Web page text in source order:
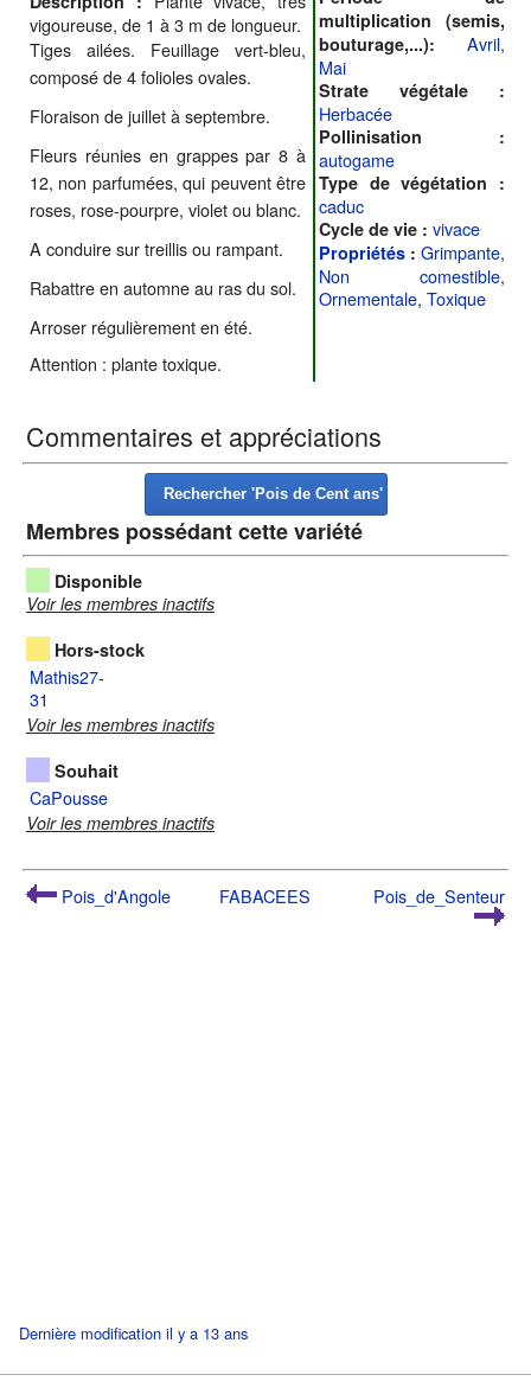
vigoureuse, de 1 à 3 m de longueur.
Tiges ailées. Feuillage vert-bleu,
composé de 4 folioles ovales.
Floraison de juillet à septembre.
Fleurs réunies en grappes par 8 à
12, non parfumées, qui peuvent être
roses, rose-pourpre, violet ou blanc.
A conduire sur treillis ou rampant.
Rabattre en automne au ras du sol.
Arroser régulièrement en été.
Attention : plante toxique.
multiplication (semis,
bouturage,...): Avril,
Mai
Strate végétale :
Herbacée
Pollinisation :
autogame
Type de végétation :
caduc
Cycle de vie : vivace
Propriétés : Grimpante,
Non comestible,
Ornementale, Toxique
Commentaires et appréciations
Membres possédant cette variété
Disponible
Voir les membres inactifs
Hors-stock
Mathis27-
31
Voir les membres inactifs
Souhait
CaPousse
Voir les membres inactifs
Pois_d'Angole FABACEES Pois_de_Senteur
Dernière modification il y a 13 ans